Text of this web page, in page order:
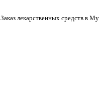
Заказ лекарственных средств в